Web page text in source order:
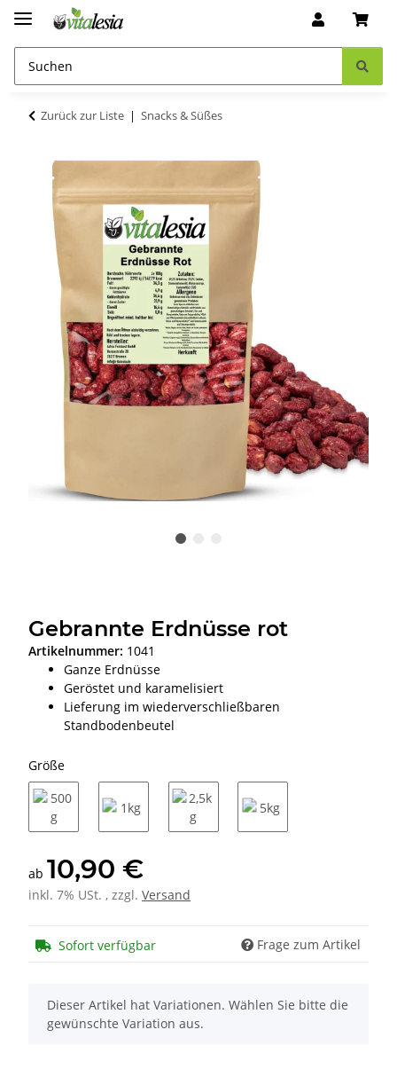
Zurück zur Liste Snacks & Süßes
Gebrannte Erdnüsse rot
Artikelnummer: 1041
Ganze Erdnüsse
Geröstet und karamelisiert
Lieferung im wiederverschließbaren
Standbodenbeutel
Größe
ab 10,90 €
inkl. 7% USt. , zzgl. Versand
Sofort verfügbar Frage zum Artikel
x
Dieser Artikel hat Variationen. Wählen Sie bitte die
gewünschte Variation aus.